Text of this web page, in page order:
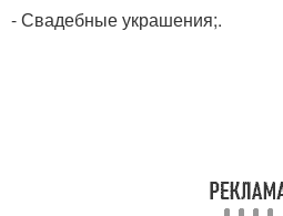
- Свадебные украшения;.